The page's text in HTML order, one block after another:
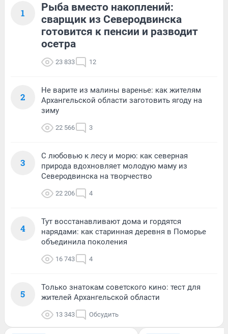
1
Рыба вместо накоплений:
сварщик из Северодвинска
готовится к пенсии и разводит
осетра
23 833 12
2
Не варите из малины варенье: как жителям
Архангельской области заготовить ягоду на
зиму
22 566 3
3
С любовью к лесу и морю: как северная
природа вдохновляет молодую маму из
Северодвинска на творчество
22 206 4
4
Тут восстанавливают дома и гордятся
нарядами: как старинная деревня в Поморье
объединила поколения
16 743 4
5
Только знатокам советского кино: тест для
жителей Архангельской области
13 343 Обсудить